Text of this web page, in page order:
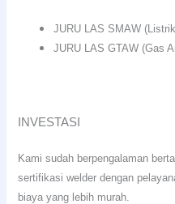
JURU LAS SMAW
JURU LAS GTAW (Gas
INVESTASI
Kami sudah berpengalaman
sertifikasi welder dengan
biaya yang lebih murah.